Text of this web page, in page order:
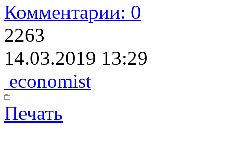
Комментарии: 0
2263
14.03.2019 13:29
economist
Печать